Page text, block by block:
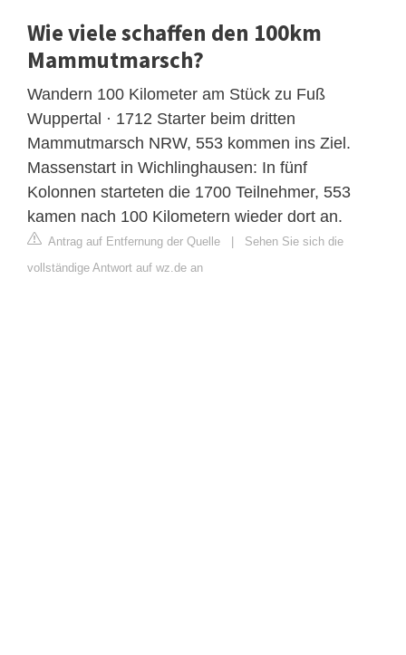
Wie viele schaffen den 100km
Mammutmarsch?
Wandern 100 Kilometer am Stück zu Fuß
Wuppertal · 1712 Starter beim dritten
Mammutmarsch NRW, 553 kommen ins Ziel.
Massenstart in Wichlinghausen: In fünf
Kolonnen starteten die 1700 Teilnehmer, 553
kamen nach 100 Kilometern wieder dort an.
Antrag auf Entfernung der Quelle
Sehen Sie sich die
vollständige Antwort auf wz.de an